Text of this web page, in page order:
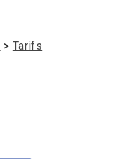
Tarifs